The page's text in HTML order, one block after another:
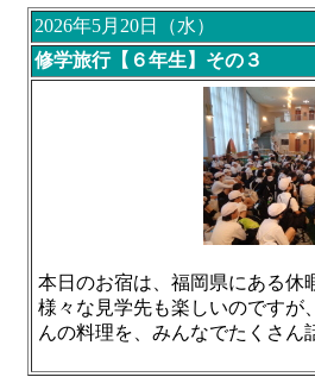
2026年5月20日（水）
修学旅行【６年生】その３
本日のお宿は、福岡県にある休
様々な見学先も楽しいのですが
んの料理を、みんなでたくさ